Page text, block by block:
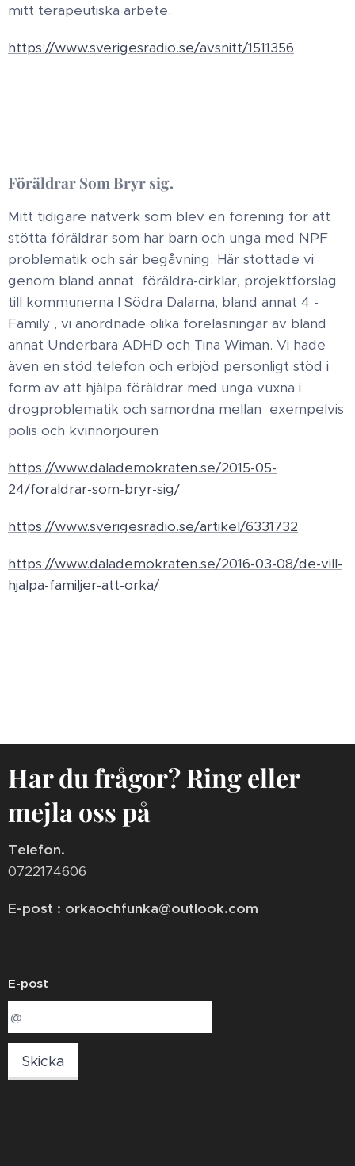
mitt terapeutiska arbete.
https://www.sverigesradio.se/avsnitt/1511356
Föräldrar Som Bryr sig.
Mitt tidigare nätverk som blev en förening för att
stötta föräldrar som har barn och unga med NPF
problematik och sär begåvning. Här stöttade vi
genom bland annat föräldra-cirklar, projektförslag
till kommunerna I Södra Dalarna, bland annat 4 -
Family , vi anordnade olika föreläsningar av bland
annat Underbara ADHD och Tina Wiman. Vi hade
även en stöd telefon och erbjöd personligt stöd i
form av att hjälpa föräldrar med unga vuxna i
drogproblematik och samordna mellan exempelvis
polis och kvinnorjouren
https://www.dalademokraten.se/2015-05-
24/foraldrar-som-bryr-sig/
https://www.sverigesradio.se/artikel/6331732
https://www.dalademokraten.se/2016-03-08/de-vill-
hjalpa-familjer-att-orka/
Har du frågor? Ring eller
mejla oss på
Telefon.
0722174606
E-post : orkaochfunka@outlook.com
E-post
Skicka